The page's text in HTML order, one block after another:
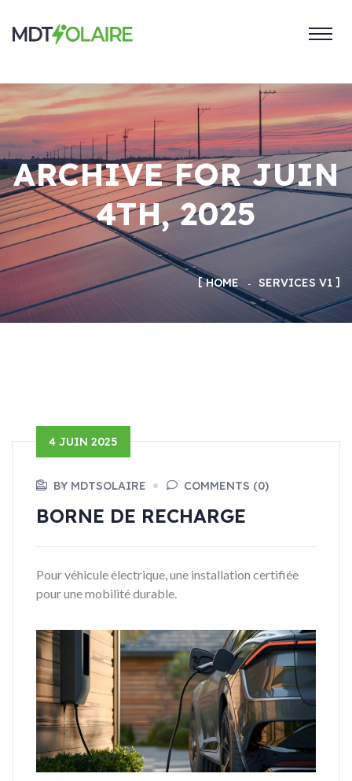
ARCHIVE FOR JUIN
4TH, 2025
HOME SERVICES V1
4 JUIN 2025
BY MDTSOLAIRE COMMENTS (0)
BORNE DE RECHARGE
Pour véhicule électrique, une installation certifiée
pour une mobilité durable.